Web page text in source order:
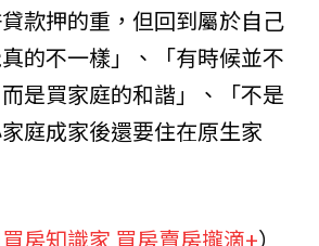
款押的重，但回到屬於自己
的不一樣」、「有時候並不
是買家庭的和諧」、「不是
庭成家後還要住在原生家
買房知識家 買房賣房攏滴+）